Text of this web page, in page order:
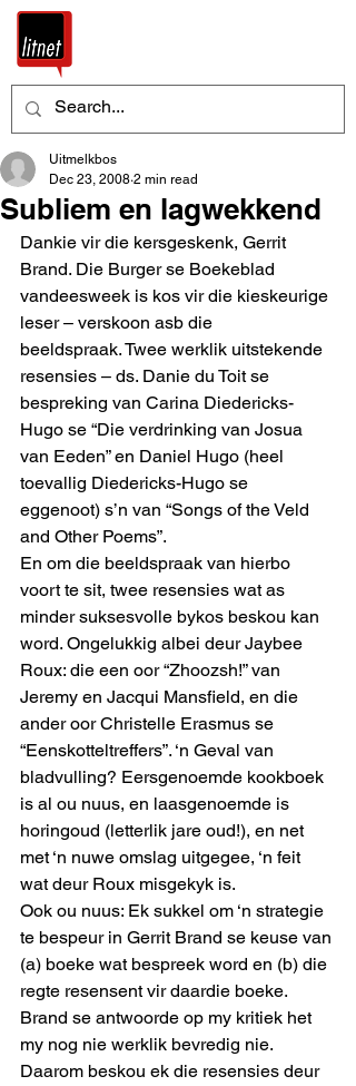
Subliem en lagwekkend
Uitmelkbos
Dec 23, 2008 2 min read
Dankie vir die kersgeskenk, Gerrit
Brand. Die Burger se Boekeblad
vandeesweek is kos vir die kieskeurige
leser – verskoon asb die
beeldspraak. Twee werklik uitstekende
resensies – ds. Danie du Toit se
bespreking van Carina Diedericks-
Hugo se “Die verdrinking van Josua
van Eeden” en Daniel Hugo (heel
toevallig Diedericks-Hugo se
eggenoot) s’n van “Songs of the Veld
and Other Poems”.
En om die beeldspraak van hierbo
voort te sit, twee resensies wat as
minder suksesvolle bykos beskou kan
word. Ongelukkig albei deur Jaybee
Roux: die een oor “Zhoozsh!” van
Jeremy en Jacqui Mansfield, en die
ander oor Christelle Erasmus se
“Eenskotteltreffers”. ‘n Geval van
bladvulling? Eersgenoemde kookboek
is al ou nuus, en laasgenoemde is
horingoud (letterlik jare oud!), en net
met ‘n nuwe omslag uitgegee, ‘n feit
wat deur Roux misgekyk is.
Ook ou nuus: Ek sukkel om ‘n strategie
te bespeur in Gerrit Brand se keuse van
(a) boeke wat bespreek word en (b) die
regte resensent vir daardie boeke.
Brand se antwoorde op my kritiek het
my nog nie werklik bevredig nie.
Daarom beskou ek die resensies deur